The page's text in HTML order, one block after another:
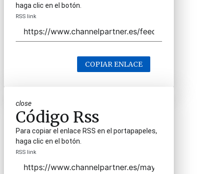
haga clic en el botón.
RSS link
COPIAR ENLACE
close
Código Rss
Para copiar el enlace RSS en el portapapeles,
haga clic en el botón.
RSS link